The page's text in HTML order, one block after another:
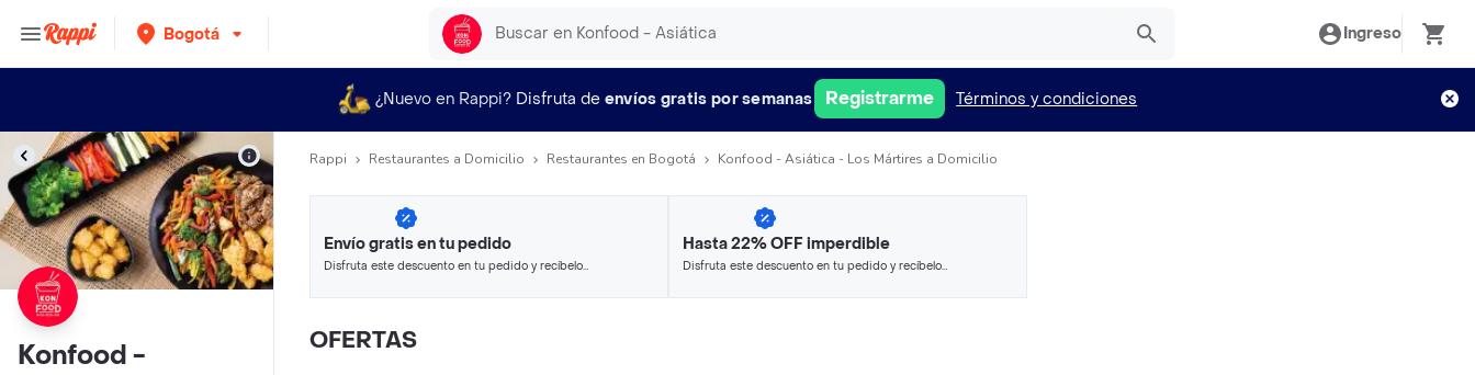
Bogotá Ingreso
¿Nuevo en Rappi? Disfruta de envíos gratis por semanas Registrarme Términos y condiciones
Konfood -
Rappi Restaurantes a Domicilio Restaurantes en Bogotá Konfood - Asiática - Los Mártires a Domicilio
Envío gratis en tu pedido
Disfruta este descuento en tu pedido y recíbelo
Hasta 22% OFF imperdible
Disfruta este descuento en tu pedido y recíbelo
OFERTAS